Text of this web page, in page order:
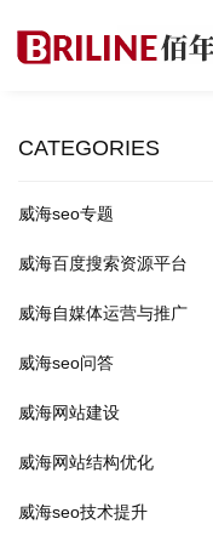
CATEGORIES
威海seo专题
威海百度搜索资源平台
威海自媒体运营与推广
威海seo问答
威海网站建设
威海网站结构优化
威海seo技术提升